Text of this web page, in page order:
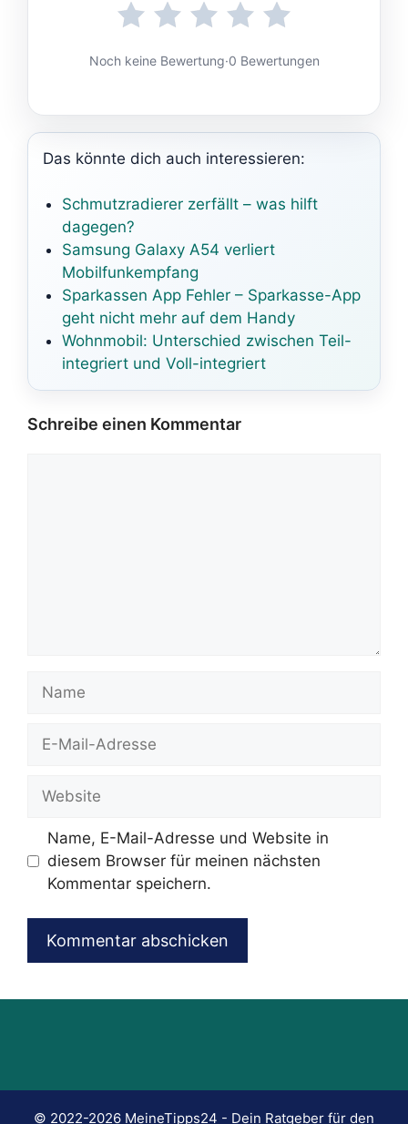
Noch keine Bewertung·0 Bewertungen
Das könnte dich auch interessieren:
Schmutzradierer zerfällt – was hilft
dagegen?
Samsung Galaxy A54 verliert
Mobilfunkempfang
Sparkassen App Fehler – Sparkasse-App
geht nicht mehr auf dem Handy
Wohnmobil: Unterschied zwischen Teil-
integriert und Voll-integriert
Schreibe einen Kommentar
Mail-
Name, E-Mail-Adresse und Website in
diesem Browser für meinen nächsten
Kommentar speichern.
© 2022-2026 MeineTipps24 - Dein Ratgeber für den